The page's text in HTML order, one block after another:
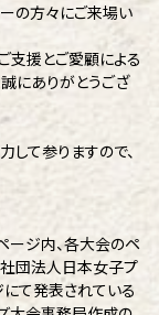
の方々にご来場い
支援とご愛顧による
にありがとうござ
て参りますので、
ージ内、各大会のペ
団法人日本女子プ
て発表されている